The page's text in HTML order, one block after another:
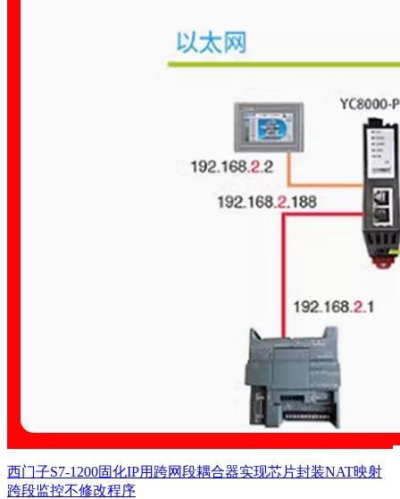
西门子S7-1200固化IP用跨网段耦合器实现芯片封装NAT映射
跨段监控不修改程序